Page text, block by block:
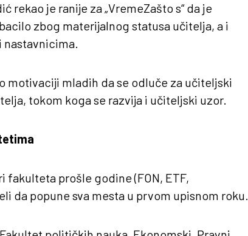
rekao je ranije za „VremeZašto s“ da je
zbog materijalnog statusa učitelja, a i
motivaciji mladih da se odluče za učiteljski
tokom koga se razvija i učiteljski uzor.
fakulteta prošle godine (FON, ETF,
da popune sva mesta u prvom upisnom roku.